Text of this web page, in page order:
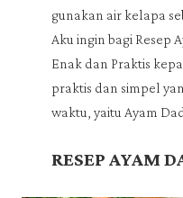
gunakan air kelapa
Aku ingin bagi Resep
Enak dan Praktis
praktis dan simpel
waktu, yaitu Ayam
RESEP AYAM